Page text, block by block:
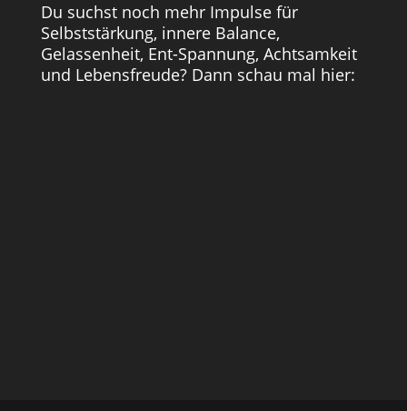
Du suchst noch mehr Impulse für
Selbststärkung, innere Balance,
Gelassenheit, Ent-Spannung, Achtsamkeit
und Lebensfreude? Dann schau mal hier: